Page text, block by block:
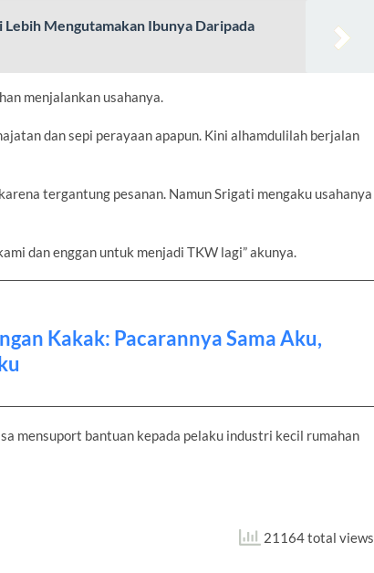
Lebih Mengutamakan Ibunya Daripada
menjalankan usahanya.
dan sepi perayaan apapun. Kini alhamdulilah berjalan
tergantung pesanan. Namun Srigati mengaku usahanya
dan enggan untuk menjadi TKW lagi” akunya.
Kakak: Pacarannya Sama Aku,
mensuport bantuan kepada pelaku industri kecil rumahan
21164 total views